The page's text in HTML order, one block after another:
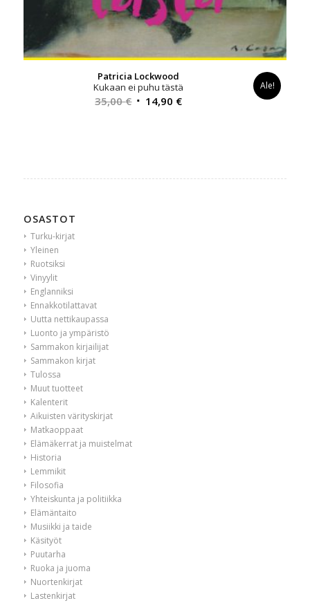
Patricia Lockwood
Kukaan ei puhu tästä
35,00€ Alkuperäinen
14,90 €Nykyinen
Ale!
OSASTOT
Turku-kirjat
Yleinen
Ruotsiksi
Vinyylit
Englanniksi
Ennakkotilattavat
Uutta nettikaupassa
Luonto ja ympäristö
Sammakon kirjailijat
Sammakon kirjat
Tulossa
Muut tuotteet
Kalenterit
Aikuisten värityskirjat
Matkaoppaat
Elämäkerrat ja muistelmat
Historia
Lemmikit
Filosofia
Yhteiskunta ja politiikka
Elämäntaito
Musiikki ja taide
Käsityöt
Puutarha
Ruoka ja juoma
Nuortenkirjat
Lastenkirjat